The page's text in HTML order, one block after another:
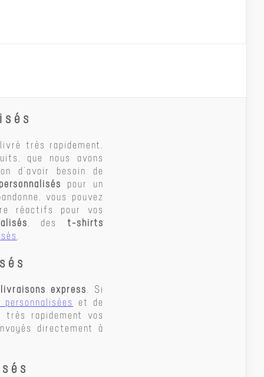
très rapidement.
que nous avons
d’avoir besoin de
pour un
vous pouvez
réactifs pour vos
, des t-shirts
.
livraisons express. Si
et de
rapidement vos
directement à